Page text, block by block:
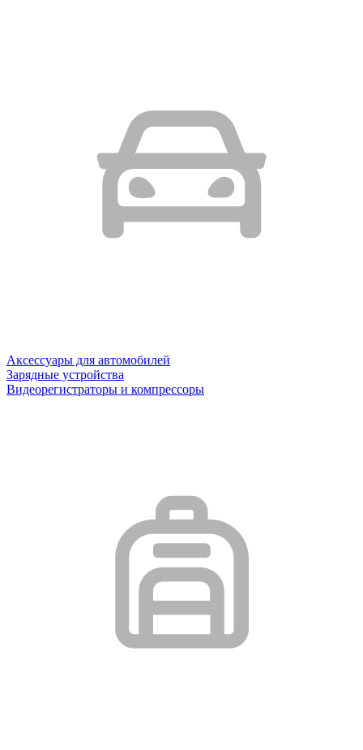
Аксессуары для автомобилей
Зарядные устройства
Видеорегистраторы и компрессоры